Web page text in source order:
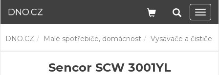
DNO.CZ
DNO.CZ Malé spotřebiče, domácnost Vysavače a čističe
Sencor SCW 3001YL